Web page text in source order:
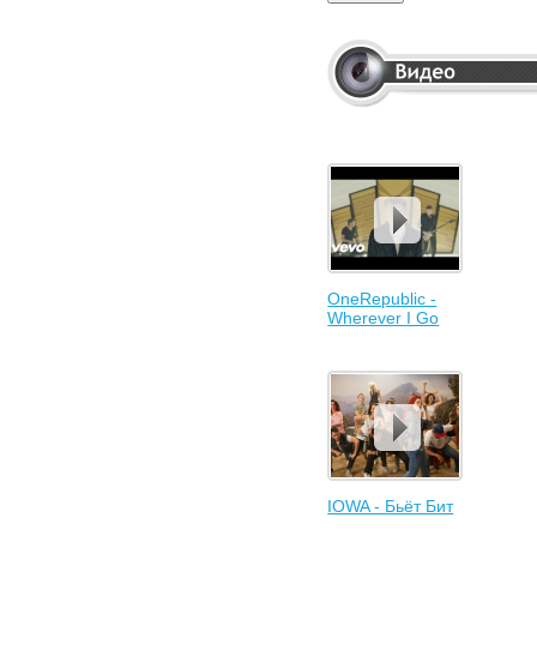
OneRepublic -
Wherever I Go
IOWA - Бьёт Бит